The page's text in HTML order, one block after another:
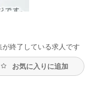
が終了している求人です
お気に入りに追加